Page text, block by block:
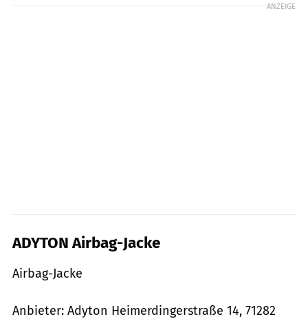
ANZEIGE
ADYTON Airbag-Jacke
Airbag-Jacke
Anbieter: Adyton Heimerdingerstraße 14, 71282